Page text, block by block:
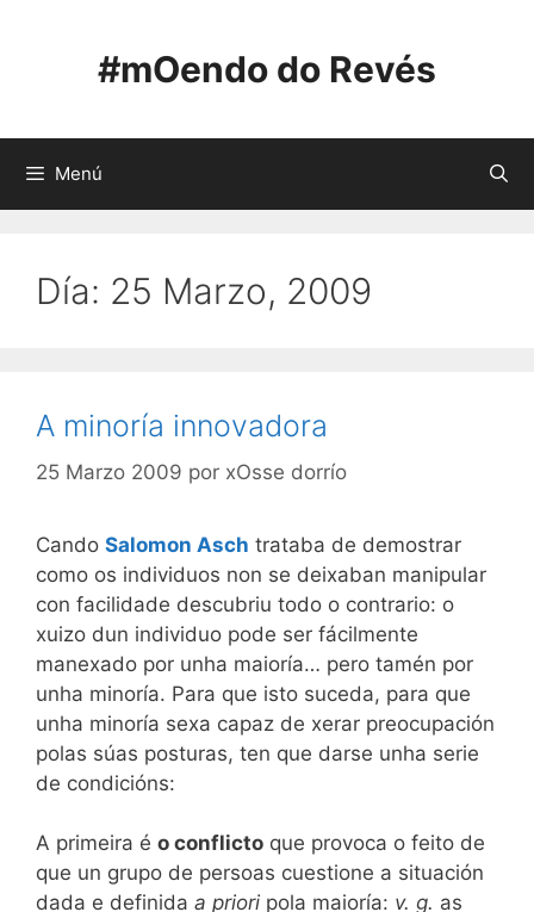
#mOendo do Revés
Menú
Día: 25 Marzo, 2009
A minoría innovadora
25 Marzo 2009 por xOsse dorrío
Cando Salomon Asch trataba de demostrar
como os individuos non se deixaban manipular
con facilidade descubriu todo o contrario: o
xuizo dun individuo pode ser fácilmente
manexado por unha maioría… pero tamén por
unha minoría. Para que isto suceda, para que
unha minoría sexa capaz de xerar preocupación
polas súas posturas, ten que darse unha serie
de condicións:
A primeira é o conflicto que provoca o feito de
que un grupo de persoas cuestione a situación
dada e definida a priori pola maioría: v. g. as